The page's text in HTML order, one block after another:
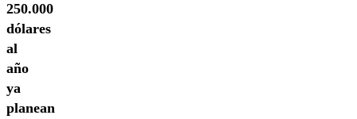
250.000
dólares
al
año
ya
planean